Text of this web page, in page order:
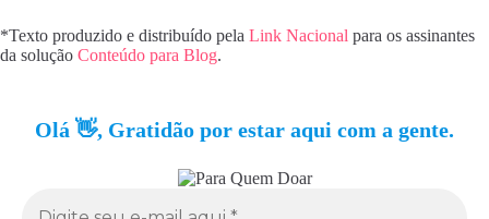
*Texto produzido e distribuído pela Link Nacional para os assinantes
da solução Conteúdo para Blog.
Olá 👋, Gratidão por estar aqui com a gente.